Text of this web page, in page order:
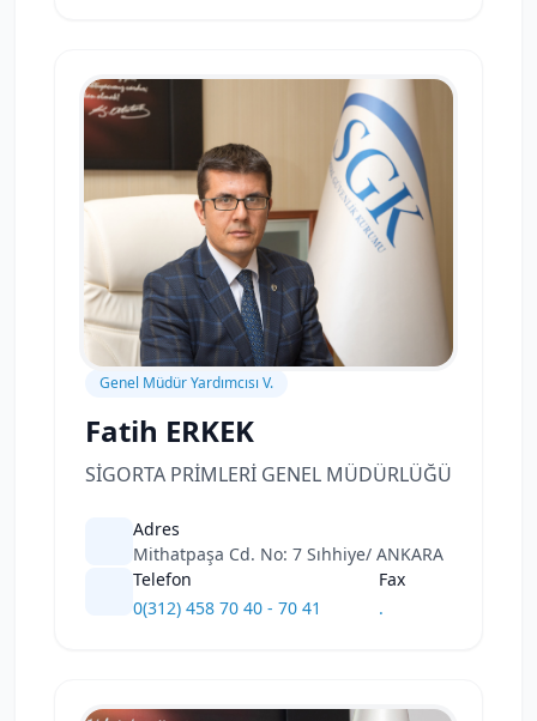
Genel Müdür Yardımcısı V.
Fatih ERKEK
SİGORTA PRİMLERİ GENEL MÜDÜRLÜĞÜ
Adres
Mithatpaşa Cd. No: 7 Sıhhiye/ ANKARA
Telefon
0(312) 458 70 40 - 70 41
Fax
.